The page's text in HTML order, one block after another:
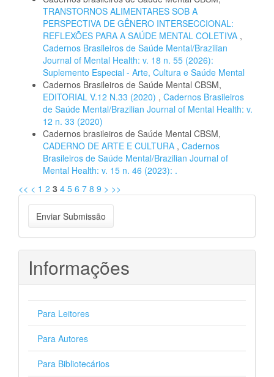
TRANSTORNOS ALIMENTARES SOB A
PERSPECTIVA DE GÊNERO INTERSECCIONAL:
REFLEXÕES PARA A SAÚDE MENTAL COLETIVA ,
Cadernos Brasileiros de Saúde Mental/Brazilian
Journal of Mental Health: v. 18 n. 55 (2026):
Suplemento Especial - Arte, Cultura e Saúde Mental
Cadernos Brasileiros de Saúde Mental CBSM,
EDITORIAL V.12 N.33 (2020) , Cadernos Brasileiros
de Saúde Mental/Brazilian Journal of Mental Health: v.
12 n. 33 (2020)
Cadernos brasileiros de Saúde Mental CBSM,
CADERNO DE ARTE E CULTURA , Cadernos
Brasileiros de Saúde Mental/Brazilian Journal of
Mental Health: v. 15 n. 46 (2023): .
<< < 1 2 3 4 5 6 7 8 9 > >>
Enviar
Submissão
Enviar Submissão
Informações
Para Leitores
Para Autores
Para Bibliotecários